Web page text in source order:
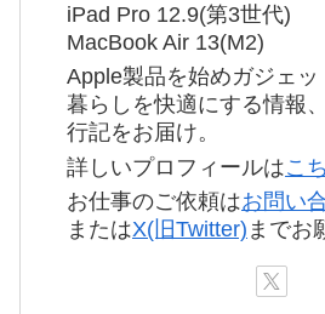
iPad Pro 12.9(第3世代)
MacBook Air 13(M2)
Apple製品を始めガジェ
暮らしを快適にする情報
行記をお届け。
詳しいプロフィールはこ
お仕事のご依頼はお問い
またはX(旧Twitter) までお